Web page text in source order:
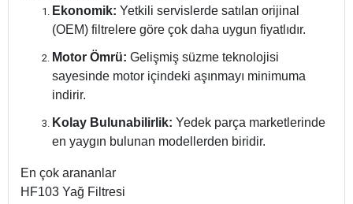
Ekonomik: Yetkili servislerde satılan orijinal
(OEM) filtrelere göre çok daha uygun fiyatlıdır.
Motor Ömrü: Gelişmiş süzme teknolojisi
sayesinde motor içindeki aşınmayı minimuma
indirir.
Kolay Bulunabilirlik: Yedek parça marketlerinde
en yaygın bulunan modellerden biridir.
En çok arananlar
HF103 Yağ Filtresi